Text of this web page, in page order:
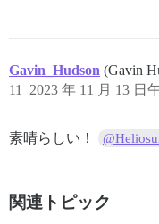
Gavin_Hudson (Gavin
2023 年 11 月 13 日
11
素晴らしい！
関連トピック